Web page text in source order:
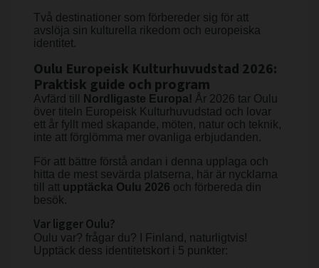
Två destinationer som förbereder sig för att
avslöja sin kulturella rikedom och europeiska
identitet.
Oulu Europeisk Kulturhuvudstad 2026:
Praktisk guide och program
Avfärd till Nordligaste Europa! År 2026 tar Oulu
över titeln Europeisk Kulturhuvudstad och lovar
ett år fyllt med skapande, möten, natur och teknik,
inte att förglömma mer ovanliga erbjudanden.
För att bättre förstå andan i denna upplaga och
hitta de mest sevärda platserna, här är nycklarna
till att upptäcka Oulu 2026 och förbereda din
besök.
Var ligger Oulu?
Oulu var? frågar du? I Finland, naturligtvis!
Upptäck dess identitetskort i 5 punkter: